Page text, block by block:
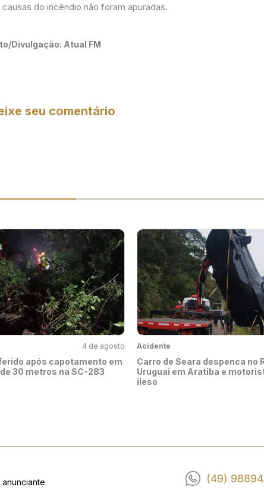
causas do incêndio não foram apuradas.
Divulgação: Atual FM
seu comentário
4 de agosto
após capotamento em
30 metros na SC-283
Acidente
Carro de Seara despenca no
Uruguai em Aratiba e
ileso
anunciante (49)